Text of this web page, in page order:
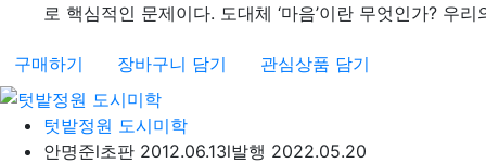
로 핵심적인 문제이다. 도대체 ‘마음’이란 무엇인가? 우
구매하기 장바구니 담기 관심상품 담기
텃밭정원 도시미학
안명준l초판 2012.06.13l발행 2022.05.20